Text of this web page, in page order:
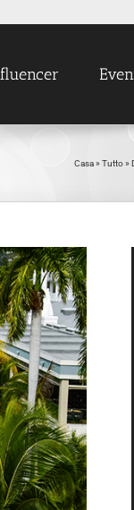
Casa» Tutto»